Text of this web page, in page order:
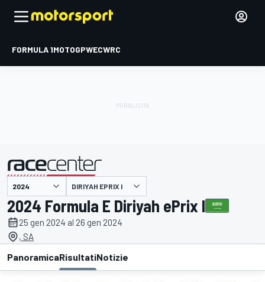
FORMULA 1MOTOGPWECWRC
presentato da DIRIYAH EPRIX I
2024 Formula E Diriyah ePrix I
25 gen 2024 al 26 gen 2024
, SA
PanoramicaRisultatiNotizie